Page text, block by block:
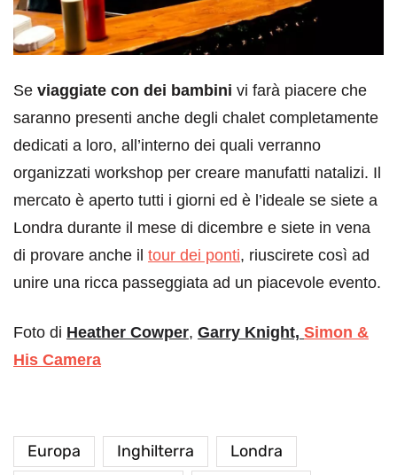
Se viaggiate con dei bambini vi farà piacere che
saranno presenti anche degli chalet completamente
dedicati a loro, all’interno dei quali verranno
organizzati workshop per creare manufatti natalizi. Il
mercato è aperto tutti i giorni ed è l’ideale se siete a
Londra durante il mese di dicembre e siete in vena
di provare anche il tour dei ponti, riuscirete così ad
unire una ricca passeggiata ad un piacevole evento.
Foto di Heather Cowper, Garry Knight, Simon &
His Camera
Europa Inghilterra
Londra